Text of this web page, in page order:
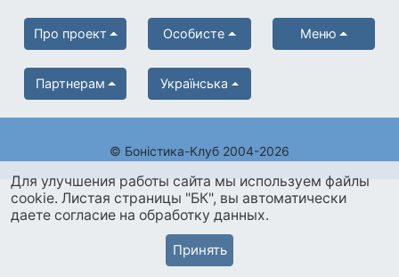
Про проект Особисте Меню
Партнерам Українська
© Боністика-Клуб 2004-2026
Для улучшения работы сайта мы используем файлы
cookie. Листая страницы "БК", вы автоматически
даете согласие на обработку данных.
Принять